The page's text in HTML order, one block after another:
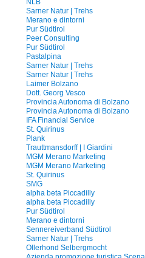
NLB
Sarner Natur | Trehs
Merano e dintorni
Pur Südtirol
Peer Consulting
Pur Südtirol
Pastalpina
Sarner Natur | Trehs
Sarner Natur | Trehs
Laimer Bolzano
Dott. Georg Vesco
Provincia Autonoma di Bolzano
Provincia Autonoma di Bolzano
IFA Financial Service
St. Quirinus
Plank
Trauttmansdorff | I Giardini
MGM Merano Marketing
MGM Merano Marketing
St. Quirinus
SMG
alpha beta Piccadilly
alpha beta Piccadilly
Pur Südtirol
Merano e dintorni
Sennereiverband Südtirol
Sarner Natur | Trehs
Ollerhond Selbergmocht